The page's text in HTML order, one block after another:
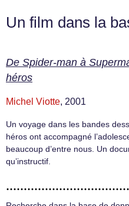
Un film dans la
De Spider-man à
héros
Michel Viotte, 2001
Un voyage dans les bandes
héros ont accompagné
beaucoup d’entre nous. Un
qu’instructif.